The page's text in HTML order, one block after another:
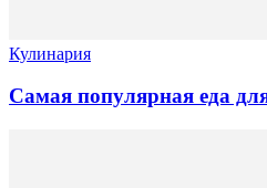
Кулинария
Самая популярная еда